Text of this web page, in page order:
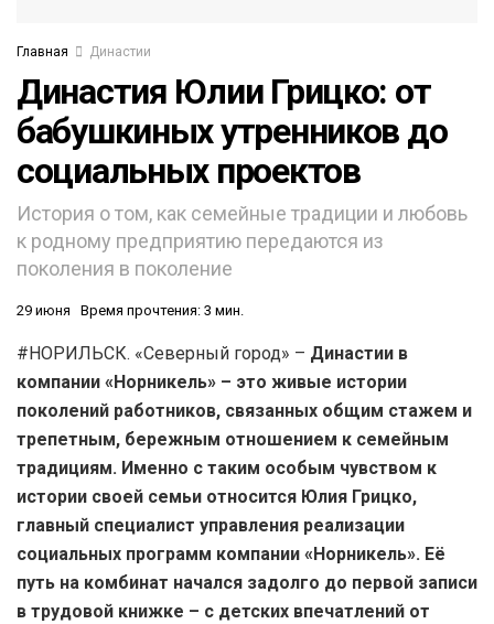
Главная Династии
Династия Юлии Грицко: от
бабушкиных утренников до
социальных проектов
История о том, как семейные традиции и любовь
к родному предприятию передаются из
поколения в поколение
29 июня Время прочтения: 3 мин.
#НОРИЛЬСК. «Северный город» – Династии в
компании «Норникель» – это живые истории
поколений работников, связанных общим стажем и
трепетным, бережным отношением к семейным
традициям. Именно с таким особым чувством к
истории своей семьи относится Юлия Грицко,
главный специалист управления реализации
социальных программ компании «Норникель». Её
путь на комбинат начался задолго до первой записи
в трудовой книжке – с детских впечатлений от